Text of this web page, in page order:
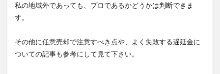
私の地域外であっても、プロであるかどうかは判断できま
す。
その他に任意売却で注意すべき点や、よく失敗する遅延金に
ついての記事も参考にして見て下さい。